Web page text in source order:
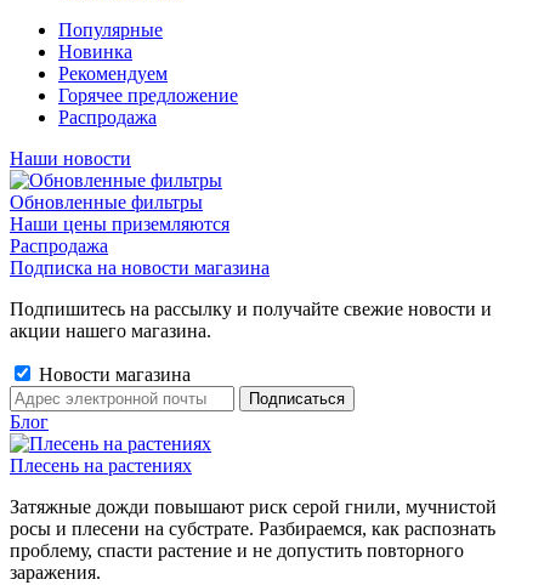
Популярные
Новинка
Рекомендуем
Горячее предложение
Распродажа
Наши новости
Обновленные фильтры
Наши цены приземляются
Распродажа
Подписка на новости магазина
Подпишитесь на рассылку и получайте свежие новости и
акции нашего магазина.
Новости магазина
Блог
Плесень на растениях
Затяжные дожди повышают риск серой гнили, мучнистой
росы и плесени на субстрате. Разбираемся, как распознать
проблему, спасти растение и не допустить повторного
заражения.